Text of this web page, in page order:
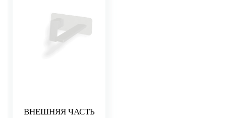
ВНЕШНЯЯ ЧАСТЬ